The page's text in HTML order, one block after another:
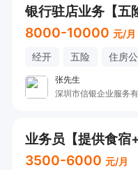
8000-10000 元/月
经开 五险 住房
张先生
深圳市信银企业服务
业务员【提供食宿
3500-6000 元/月